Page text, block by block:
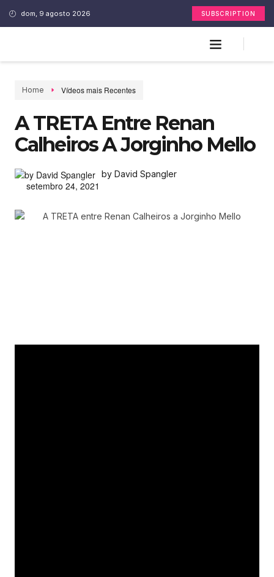
dom, 9 agosto 2026 SUBSCRIPTION
Home Vídeos mais Recentes
A TRETA Entre Renan
Calheiros A Jorginho Mello
by David Spangler
setembro 24, 2021